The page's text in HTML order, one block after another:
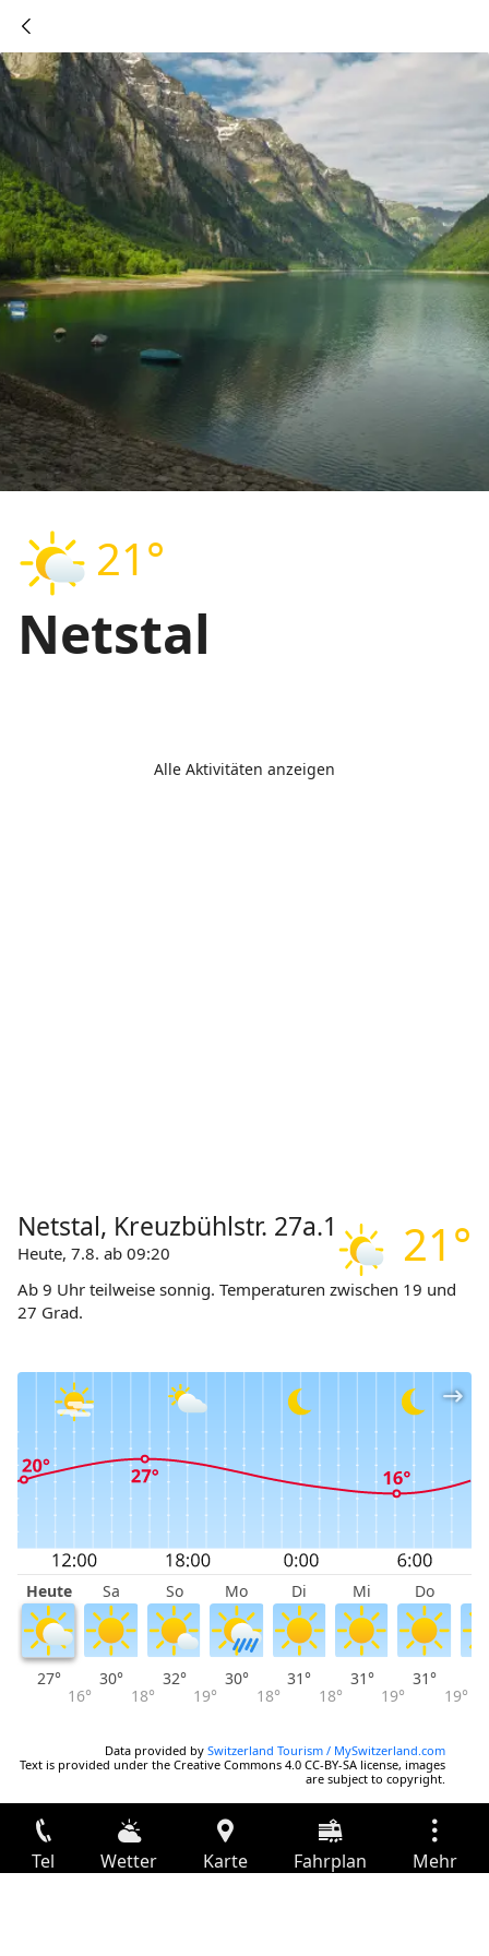
21°
Netstal
Alle Aktivitäten anzeigen
21°
Netstal, Kreuzbühlstr. 27a.1
Heute, 7.8. ab 09:20
Ab 9 Uhr teilweise sonnig. Temperaturen zwischen 19 und
27 Grad.
Heute Sa So Mo Di Mi Do
27°
16°
30°
18°
32°
19°
30°
18°
31°
18°
31°
19°
31°
19°
Data provided by Switzerland Tourism / MySwitzerland.com
Text is provided under the Creative Commons 4.0 CC-BY-SA license, images
are subject to copyright.
Tel Wetter Karte Fahrplan Mehr